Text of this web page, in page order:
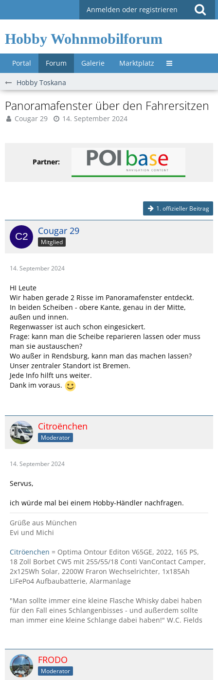
Anmelden oder registrieren
Hobby Wohnmobilforum
Portal Forum Galerie Marktplatz Untermenü »
Hobby Toskana
Panoramafenster über den Fahrersitzen
Cougar 29 14. September 2024
Partner:
1. offizieller Beitrag
Cougar 29
Mitglied
14. September 2024
HI Leute
Wir haben gerade 2 Risse im Panoramafenster entdeckt.
In beiden Scheiben - obere Kante, genau in der Mitte,
außen und innen.
Regenwasser ist auch schon eingesickert.
Frage: kann man die Scheibe reparieren lassen oder muss
man sie austauschen?
Wo außer in Rendsburg, kann man das machen lassen?
Unser zentraler Standort ist Bremen.
Jede Info hilft uns weiter.
Dank im voraus.
Citroënchen
Moderator
14. September 2024
Servus,
ich würde mal bei einem Hobby-Händler nachfragen.
Grüße aus München
Evi und Michi
Citröenchen = Optima Ontour Editon V65GE, 2022, 165 PS,
18 Zoll Borbet CW5 mit 255/55/18 Conti VanContact Camper,
2x125Wh Solar, 2200W Fraron Wechselrichter, 1x185Ah
LiFePo4 Aufbaubatterie, Alarmanlage
"Man sollte immer eine kleine Flasche Whisky dabei haben
für den Fall eines Schlangenbisses - und außerdem sollte
man immer eine kleine Schlange dabei haben!" W.C. Fields
FRODO
Moderator